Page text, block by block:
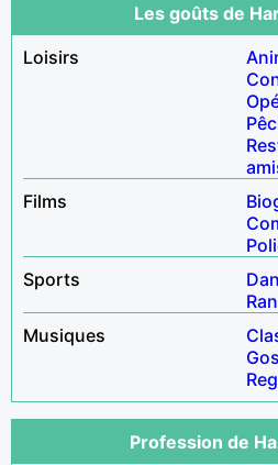
Les goûts de
Loisirs
Films
Sports
Musiques
Profession de